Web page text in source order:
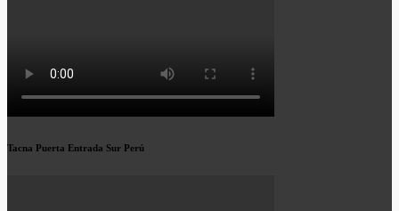
Tacna Puerta Entrada Sur Perú